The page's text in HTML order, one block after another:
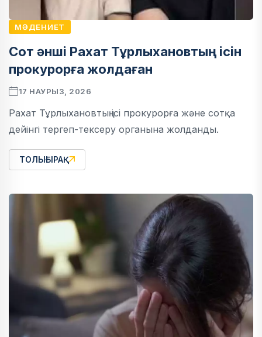
МӘДЕНИЕТ
Сот әнші Рахат Тұрлыхановтың ісін
прокурорға жолдаған
17 НАУРЫЗ, 2026
Рахат Тұрлыхановтың ісі прокурорға және сотқа
дейінгі тергеп-тексеру органына жолданды.
ТОЛЫҒЫРАҚ